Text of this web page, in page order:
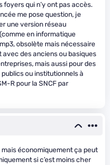
foyers qui n’y ont pas accès.
me pose question, je
une version réseau
en informatique
obsolète mais nécessaire
des anciens ou basiques
mais aussi pour des
ou institutionnels à
R pour la SNCF par
économiquement ça peut
si c’est moins cher